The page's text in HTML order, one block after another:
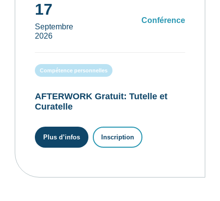
17
Septembre
2026
Conférence
Compétence personnelles
AFTERWORK Gratuit: Tutelle et
Curatelle
Plus d’infos Inscription